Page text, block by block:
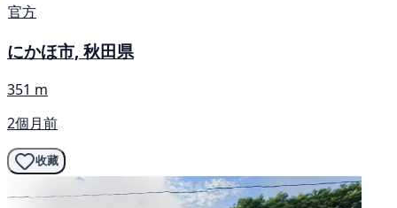
官方
にかほ市, 秋田県
351 m
2個月前
收藏